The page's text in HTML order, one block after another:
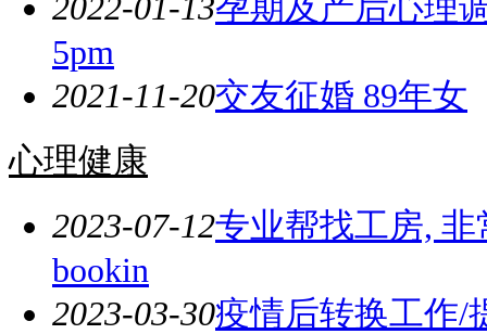
5pm
2021-11-20交友征婚 89年女
心理健康
2023-07-12专业帮找工房,
bookin
2023-03-30疫情后转换工作/